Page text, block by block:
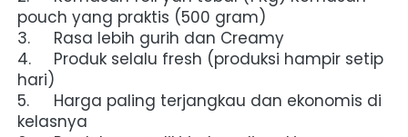
pouch yang praktis (500 gram)
3.	Rasa lebih gurih dan Creamy
4.	Produk selalu fresh (produksi hampir setip
hari)
5.	Harga paling terjangkau dan ekonomis di
kelasnya